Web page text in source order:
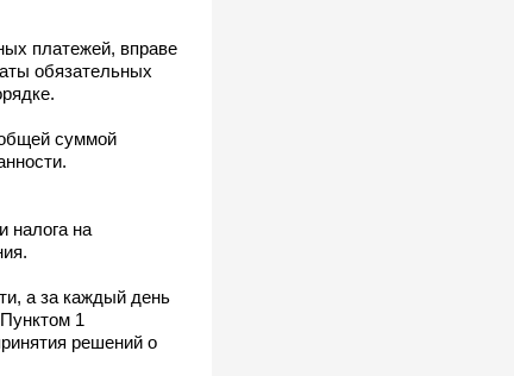
платежей, вправе
обязательных
суммой
налога на
а за каждый день
1
решений о